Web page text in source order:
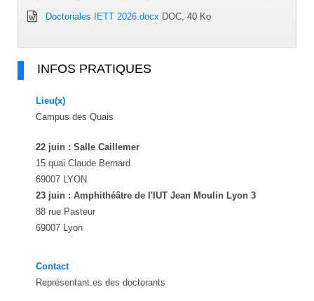
Doctoriales IETT 2026.docx DOC, 40 Ko
INFOS PRATIQUES
Lieu(x)
Campus des Quais
22 juin : Salle Caillemer
15 quai Claude Bernard
69007 LYON
23 juin : Amphithéâtre de l'IUT Jean Moulin Lyon 3
88 rue Pasteur
69007 Lyon
Contact
Représentant.es des doctorants